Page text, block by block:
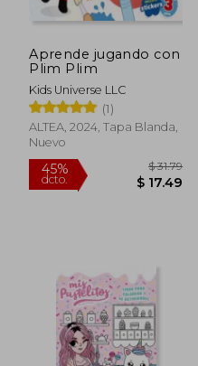
45%
dcto. $ 23.46
Aprende jugando con
Plim Plim
Kids Universe LLC
(1)
ALTEA, 2024, Tapa Blanda,
Nuevo